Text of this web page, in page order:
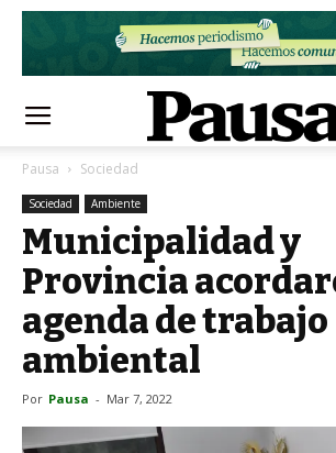
Pausa Sociedad
Sociedad Ambiente
Municipalidad y
Provincia
agenda de trabajo
ambiental
Por Pausa - Mar 7, 2022